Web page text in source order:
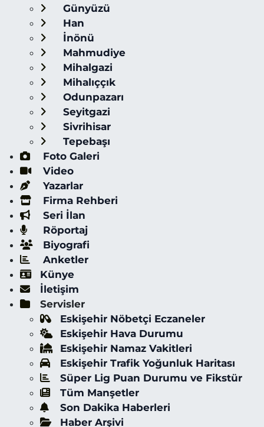
Günyüzü
Han
İnönü
Mahmudiye
Mihalgazi
Mihalıççık
Odunpazarı
Seyitgazi
Sivrihisar
Tepebaşı
Foto Galeri
Video
Yazarlar
Firma Rehberi
Seri İlan
Röportaj
Biyografi
Anketler
Künye
İletişim
Servisler
Eskişehir Nöbetçi Eczaneler
Eskişehir Hava Durumu
Eskişehir Namaz Vakitleri
Eskişehir Trafik Yoğunluk Haritası
Süper Lig Puan Durumu ve Fikstür
Tüm Manşetler
Son Dakika Haberleri
Haber Arşivi